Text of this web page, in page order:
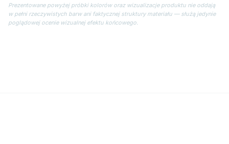
Prezentowane powyżej próbki kolorów oraz wizualizacje produktu nie oddają
w pełni rzeczywistych barw ani faktycznej struktury materiału — służą jedynie
poglądowej ocenie wizualnej efektu końcowego.